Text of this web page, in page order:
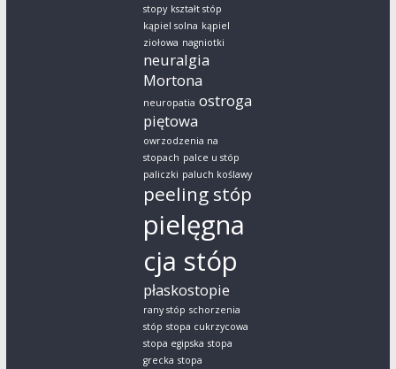
stopy kształt stóp
kąpiel solna kąpiel
ziołowa nagniotki
neuralgia
Mortona
neuropatia ostroga
piętowa
owrzodzenia na
stopach palce u stóp
paliczki paluch koślawy
peeling stóp
pielęgna
cja stóp
płaskostopie
rany stóp schorzenia
stóp stopa cukrzycowa
stopa egipska stopa
grecka stopa